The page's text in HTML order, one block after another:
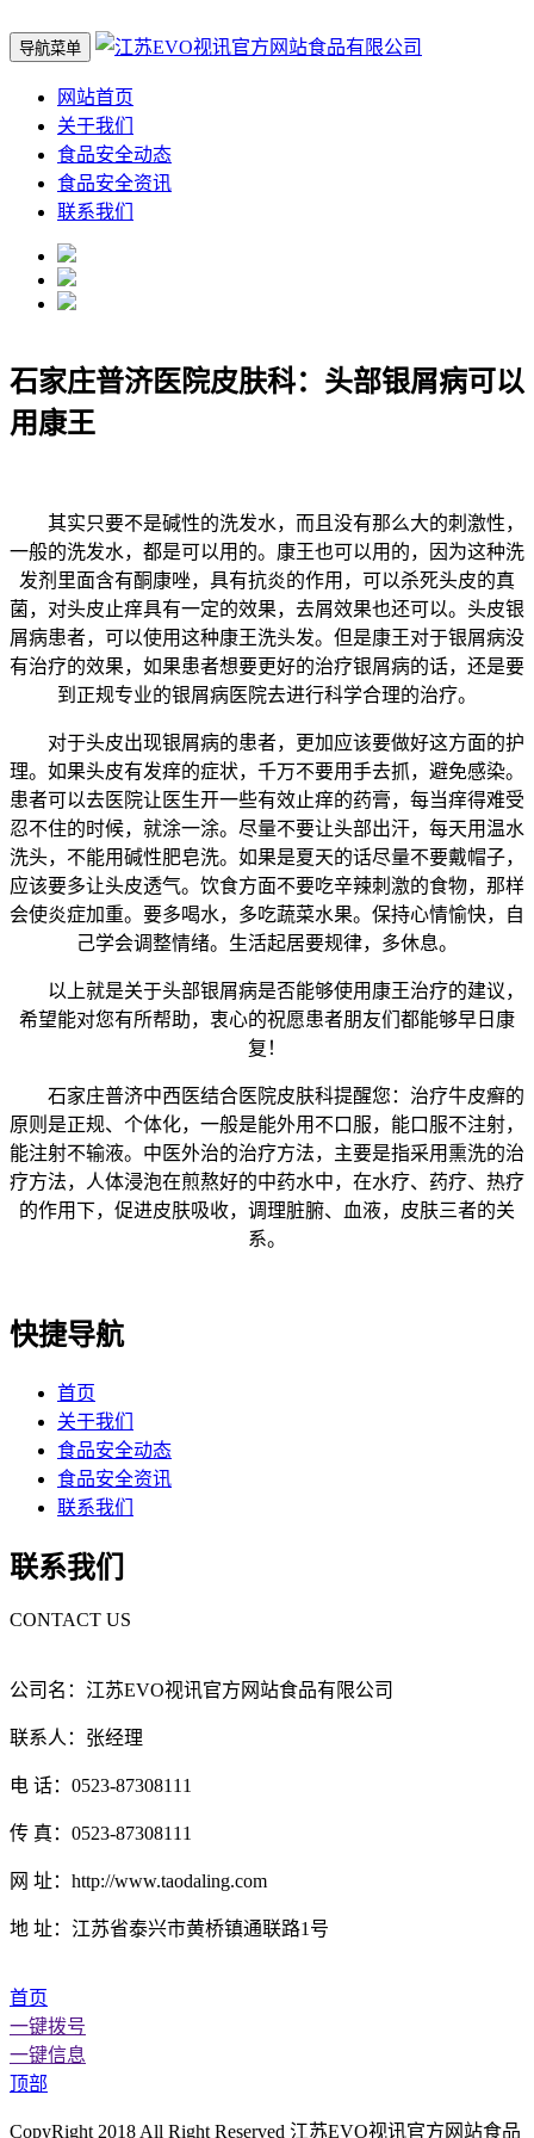
导航菜单
网站首页
关于我们
食品安全动态
食品安全资讯
联系我们
石家庄普济医院皮肤科：头部银屑病可以
用康王
其实只要不是碱性的洗发水，而且没有那么大的刺激性，
一般的洗发水，都是可以用的。康王也可以用的，因为这种洗
发剂里面含有酮康唑，具有抗炎的作用，可以杀死头皮的真
菌，对头皮止痒具有一定的效果，去屑效果也还可以。头皮银
屑病患者，可以使用这种康王洗头发。但是康王对于银屑病没
有治疗的效果，如果患者想要更好的治疗银屑病的话，还是要
到正规专业的银屑病医院去进行科学合理的治疗。
对于头皮出现银屑病的患者，更加应该要做好这方面的护
理。如果头皮有发痒的症状，千万不要用手去抓，避免感染。
患者可以去医院让医生开一些有效止痒的药膏，每当痒得难受
忍不住的时候，就涂一涂。尽量不要让头部出汗，每天用温水
洗头，不能用碱性肥皂洗。如果是夏天的话尽量不要戴帽子，
应该要多让头皮透气。饮食方面不要吃辛辣刺激的食物，那样
会使炎症加重。要多喝水，多吃蔬菜水果。保持心情愉快，自
己学会调整情绪。生活起居要规律，多休息。
以上就是关于头部银屑病是否能够使用康王治疗的建议，
希望能对您有所帮助，衷心的祝愿患者朋友们都能够早日康
复！
石家庄普济中西医结合医院皮肤科提醒您：治疗牛皮癣的
原则是正规、个体化，一般是能外用不口服，能口服不注射，
能注射不输液。中医外治的治疗方法，主要是指采用熏洗的治
疗方法，人体浸泡在煎熬好的中药水中，在水疗、药疗、热疗
的作用下，促进皮肤吸收，调理脏腑、血液，皮肤三者的关
系。
快捷导航
首页
关于我们
食品安全动态
食品安全资讯
联系我们
联系我们
CONTACT US
公司名：江苏EVO视讯官方网站食品有限公司
联系人：张经理
电 话：0523-87308111
传 真：0523-87308111
网 址：http://www.taodaling.com
地 址：江苏省泰兴市黄桥镇通联路1号
首页
一键拨号
一键信息
顶部
CopyRight 2018 All Right Reserved 江苏EVO视讯官方网站食品